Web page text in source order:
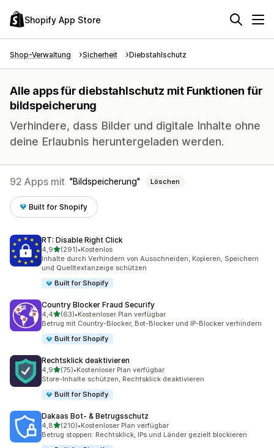
Shopify App Store
Shop-Verwaltung Sicherheit Diebstahlschutz
Alle apps für diebstahlschutz mit Funktionen für
bildspeicherung
Verhindere, dass Bilder und digitale Inhalte ohne
deine Erlaubnis heruntergeladen werden.
92 Apps mit Bildspeicherung Löschen
Built for Shopify
RT: Disable Right Click
4,9von 5 Sternen
(291)
291 Rezensionen insgesamt
•Kostenlos
Inhalte durch Verhindern von Ausschneiden, Kopieren, Speichern
und Quelltextanzeige schützen
Built for Shopify
Country Blocker Fraud Securify
4,4von 5 Sternen
(63)
63 Rezensionen insgesamt
•Kostenloser Plan verfügbar
Betrug mit Country-Blocker, Bot-Blocker und IP-Blocker verhindern
Built for Shopify
Rechtsklick deaktivieren
4,9von 5 Sternen
(75)
75 Rezensionen insgesamt
•Kostenloser Plan verfügbar
Store-Inhalte schützen, Rechtsklick deaktivieren
Built for Shopify
Dakaas Bot‑ & Betrugsschutz
4,8von 5 Sternen
(210)
210 Rezensionen insgesamt
•Kostenloser Plan verfügbar
Betrug stoppen: Rechtsklick, IPs und Länder gezielt blockieren